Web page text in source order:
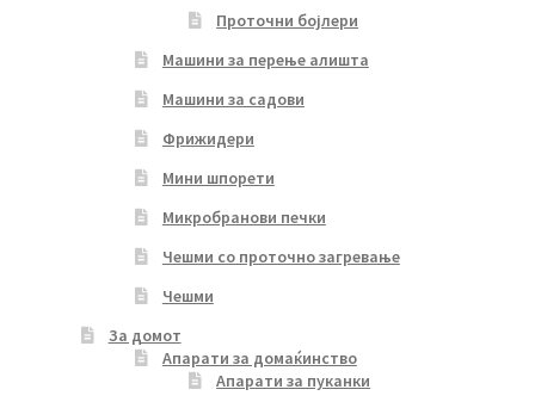
Проточни бојлери
Машини за перење алишта
Машини за садови
Фрижидери
Мини шпорети
Микробранови печки
Чешми со проточно загревање
Чешми
За домот
Апарати за домаќинство
Апарати за пуканки